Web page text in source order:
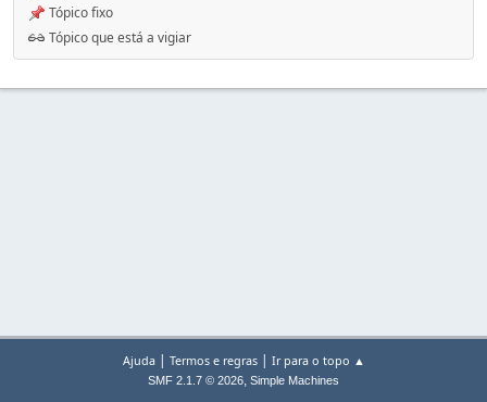
Tópico fixo
Tópico que está a vigiar
Ajuda| Termos e regras| Ir para o topo ▲
SMF 2.1.7 © 2026, Simple Machines